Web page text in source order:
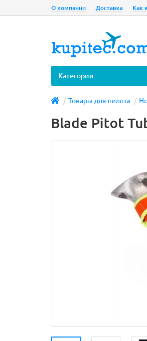
О компании Доставка Как
Категории
Товары для пилота
Blade Pitot